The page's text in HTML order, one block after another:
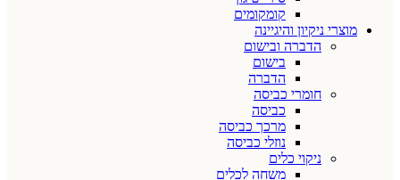
קומקומים
מוצרי ניקיון והיגיינה
הדברה ובישום
בישום
הדברה
חומרי כביסה
כביסה
מרכך כביסה
נוזלי כביסה
ניקוי כלים
משחה לכלים